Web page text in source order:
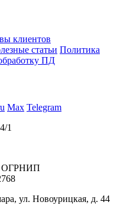
клиентов
статьи Политика
ПД
Max Telegram
1
ОГРНИП
ул. Новоурицкая, д. 44